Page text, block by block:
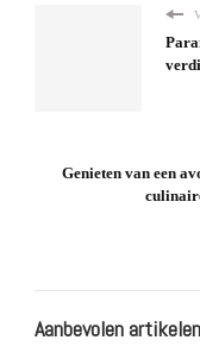
Genieten van een
Aanbevolen artikelen